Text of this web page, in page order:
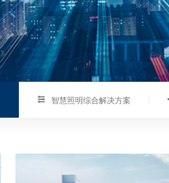
智慧照明综合解决方案